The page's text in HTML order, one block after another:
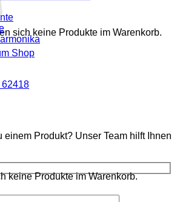
sich keine Produkte im Warenkorb.
Shop
62418
keine Produkte im Warenkorb.
einem Produkt? Unser Team hilft Ihnen